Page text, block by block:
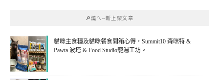
🔎燒ㄟ~新上架文章
貓咪主食糧及貓咪餐食開箱心得，Summit10 森咪特 &
Pawta 波塔 & Food Studio寵湯工坊。